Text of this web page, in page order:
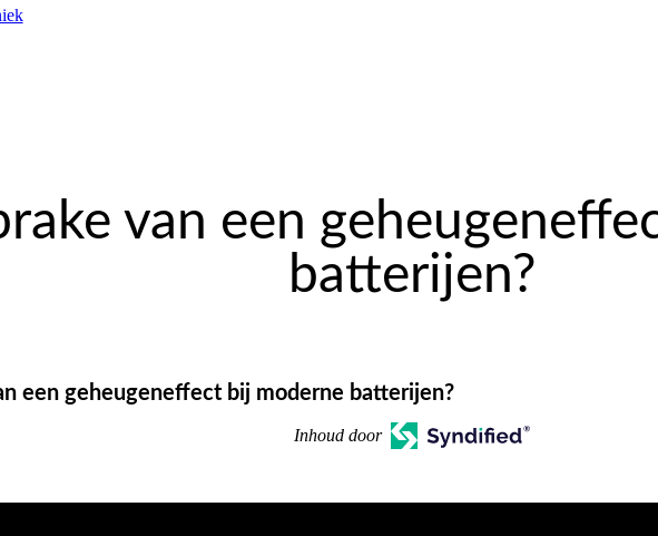
van een
batterijen?
een geheugeneffect bij moderne batterijen?
Inhoud door